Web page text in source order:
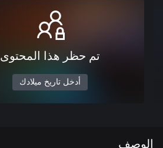
تم حظر هذا المحتوى
أدخل تاريخ ميلادك
الوصف